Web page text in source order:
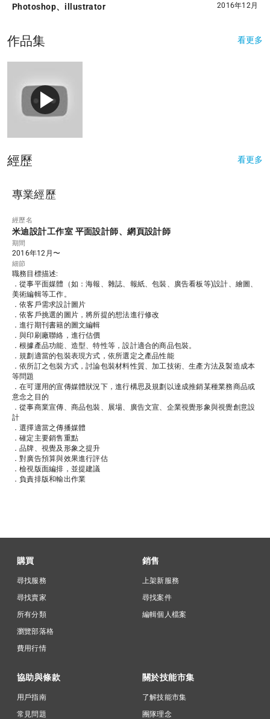
Photoshop、illustrator 2016年12月
作品集 看更多
經歷 看更多
專業經歷
經歷名
米迪設計工作室 平面設計師、網頁設計師
期間
2016年12月〜
細節
職務目標描述:
．從事平面媒體（如：海報、雜誌、報紙、包裝、廣告看板等)設計、繪圖、
美術編輯等工作。
．依客戶需求設計圖片
．依客戶挑選的圖片，將所提的想法進行修改
．進行期刊書籍的圖文編輯
．與印刷廠聯絡，進行估價
．根據產品功能、造型、特性等，設計適合的商品包裝。
．規劃適當的包裝表現方式，依所選定之產品性能
．依所訂之包裝方式，討論包裝材料性質、加工技術、生產方法及製造成本
等問題
．在可運用的宣傳媒體狀況下，進行構思及規劃以達成推銷某種業務商品或
意念之目的
．從事商業宣傳、商品包裝、展場、廣告文宣、企業視覺形象與視覺創意設
計
．選擇適當之傳播媒體
．確定主要銷售重點
．品牌、視覺及形象之提升
．對廣告預算與效果進行評估
．檢視版面編排，並提建議
．負責排版和輸出作業
購買
尋找服務
尋找賣家
所有分類
瀏覽部落格
費用行情
銷售
上架新服務
尋找案件
編輯個人檔案
協助與條款
用戶指南
常見問題
關於技能市集
了解技能市集
團隊理念